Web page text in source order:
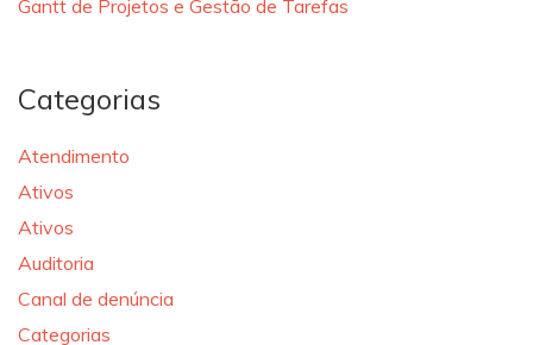
Gantt de Projetos e Gestão de Tarefas
Categorias
Atendimento
Ativos
Ativos
Auditoria
Canal de denúncia
Categorias